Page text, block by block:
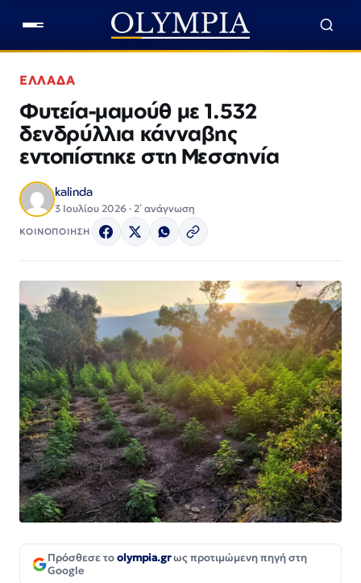
ΕΛΛΑΔΑ
Φυτεία-μαμούθ με 1.532
δενδρύλλια κάνναβης
εντοπίστηκε στη Μεσσηνία
kalinda
3 Ιουλίου 2026 · 2΄ ανάγνωση
ΚΟΙΝΟΠΟΙΗΣΗ
Πρόσθεσε τοolympia.grως προτιμώμενη πηγή στη
Google